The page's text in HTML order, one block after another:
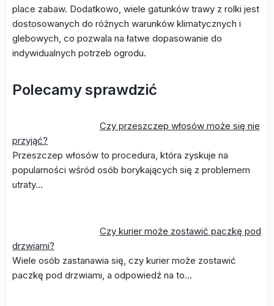
place zabaw. Dodatkowo, wiele gatunków trawy z rolki jest
dostosowanych do różnych warunków klimatycznych i
glebowych, co pozwala na łatwe dopasowanie do
indywidualnych potrzeb ogrodu.
Polecamy sprawdzić
Czy przeszczep włosów może się nie
przyjąć?
Przeszczep włosów to procedura, która zyskuje na
popularności wśród osób borykających się z problemem
utraty…
Czy kurier może zostawić paczkę pod
drzwiami?
Wiele osób zastanawia się, czy kurier może zostawić
paczkę pod drzwiami, a odpowiedź na to…